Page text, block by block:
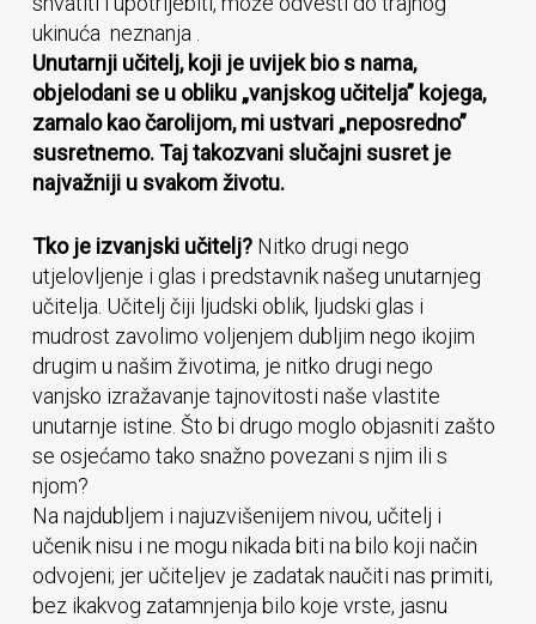
ukinuća neznanja .
Unutarnji učitelj, koji je uvijek bio s nama,
objelodani se u obliku „vanjskog učitelja” kojega,
zamalo kao čarolijom, mi ustvari „neposredno”
susretnemo. Taj takozvani slučajni susret je
najvažniji u svakom životu.
Tko je izvanjski učitelj?Nitko drugi nego
utjelovljenje i glas i predstavnik našeg unutarnjeg
učitelja. Učitelj čiji ljudski oblik, ljudski glas i
mudrost zavolimo voljenjem dubljim nego ikojim
drugim u našim životima, je nitko drugi nego
vanjsko izražavanje tajnovitosti naše vlastite
unutarnje istine. Što bi drugo moglo objasniti zašto
se osjećamo tako snažno povezani s njim ili s
njom?
Na najdubljem i najuzvišenijem nivou, učitelj i
učenik nisu i ne mogu nikada biti na bilo koji način
odvojeni; jer učiteljev je zadatak naučiti nas primiti,
bez ikakvog zatamnjenja bilo koje vrste, jasnu